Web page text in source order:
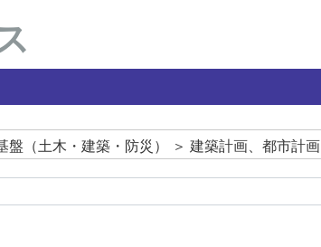
盤（土木・建築・防災） ＞ 建築計画、都市計画